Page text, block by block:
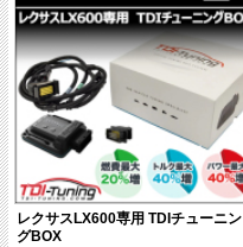
レクサスLX600専用 TDIチューニン
グBOX